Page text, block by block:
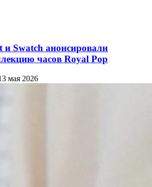
и Swatch анонсировали
часов Royal Pop
мая 2026